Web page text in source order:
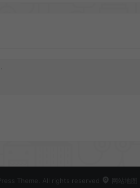
Theme. All rights reserved 网站地图